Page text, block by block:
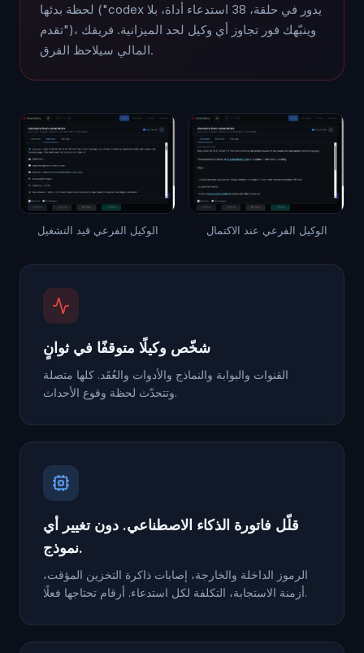
لحظة بدئها ("codex يدور في حلقة، 38 استدعاء أداة، بلا
تقدم")، وينبّهك فور تجاوز أي وكيل لحد الميزانية. فريقك
المالي سيلاحظ الفرق.
الوكيل الفرعي قيد التشغيل الوكيل الفرعي عند الاكتمال
شخّص وكيلًا متوقفًا في ثوانٍ
القنوات والبوابة والنماذج والأدوات والعُقَد. كلها متصلة
وتتحدّث لحظة وقوع الأحداث.
قلّل فاتورة الذكاء الاصطناعي. دون تغيير أي
نموذج.
الرموز الداخلة والخارجة، إصابات ذاكرة التخزين المؤقت،
أزمنة الاستجابة، التكلفة لكل استدعاء. أرقام تحتاجها فعلًا.